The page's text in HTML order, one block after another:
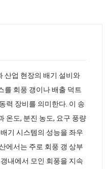
산업 현장의 배기 설비와
를 회풍 갱이나 배출 덕트
력 장비를 의미한다. 이 송
온도, 분진 농도, 요구 풍량
기 시스템의 성능을 좌우
에서는 주로 회풍 갱 상부
내에서 모인 회풍을 지속